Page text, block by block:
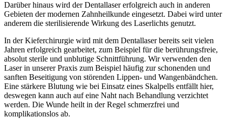
Darüber hinaus wird der Dentallaser erfolgreich auch in anderen
Gebieten der modernen Zahnheilkunde eingesetzt. Dabei wird unter
anderem die sterilisierende Wirkung des Laserlichts genutzt.
In der Kieferchirurgie wird mit dem Dentallaser bereits seit vielen
Jahren erfolgreich gearbeitet, zum Beispiel für die berührungsfreie,
absolut sterile und unblutige Schnittführung. Wir verwenden den
Laser in unserer Praxis zum Beispiel häufig zur schonenden und
sanften Beseitigung von störenden Lippen- und Wangenbändchen.
Eine stärkere Blutung wie bei Einsatz eines Skalpells entfällt hier,
deswegen kann auch auf eine Naht nach Behandlung verzichtet
werden. Die Wunde heilt in der Regel schmerzfrei und
komplikationslos ab.